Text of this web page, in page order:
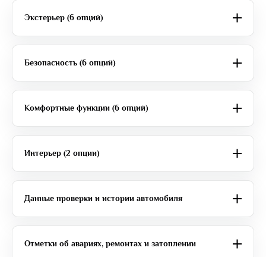
Экстерьер (6 опций)
Безопасность (6 опций)
Комфортные функции (6 опций)
Интерьер (2 опции)
Данные проверки и истории автомобиля
Отметки об авариях, ремонтах и затоплении